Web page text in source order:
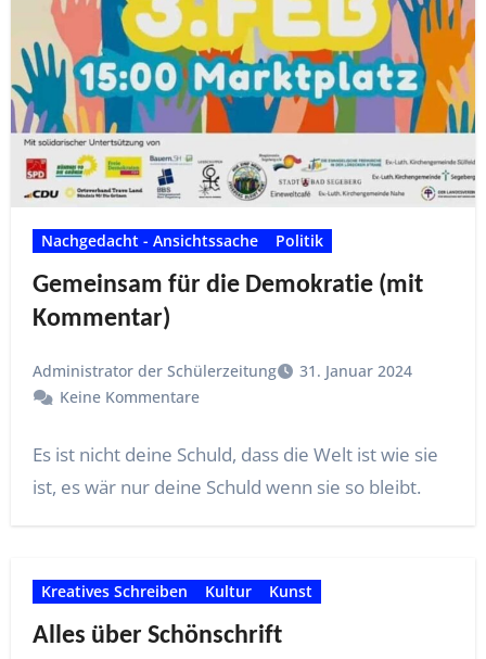
Nachgedacht - Ansichtssache Politik
Gemeinsam für die Demokratie (mit
Kommentar)
Administrator der Schülerzeitung
31. Januar 2024
Keine Kommentare
Es ist nicht deine Schuld, dass die Welt ist wie sie
ist, es wär nur deine Schuld wenn sie so bleibt.
Kreatives Schreiben Kultur Kunst
Alles über Schönschrift